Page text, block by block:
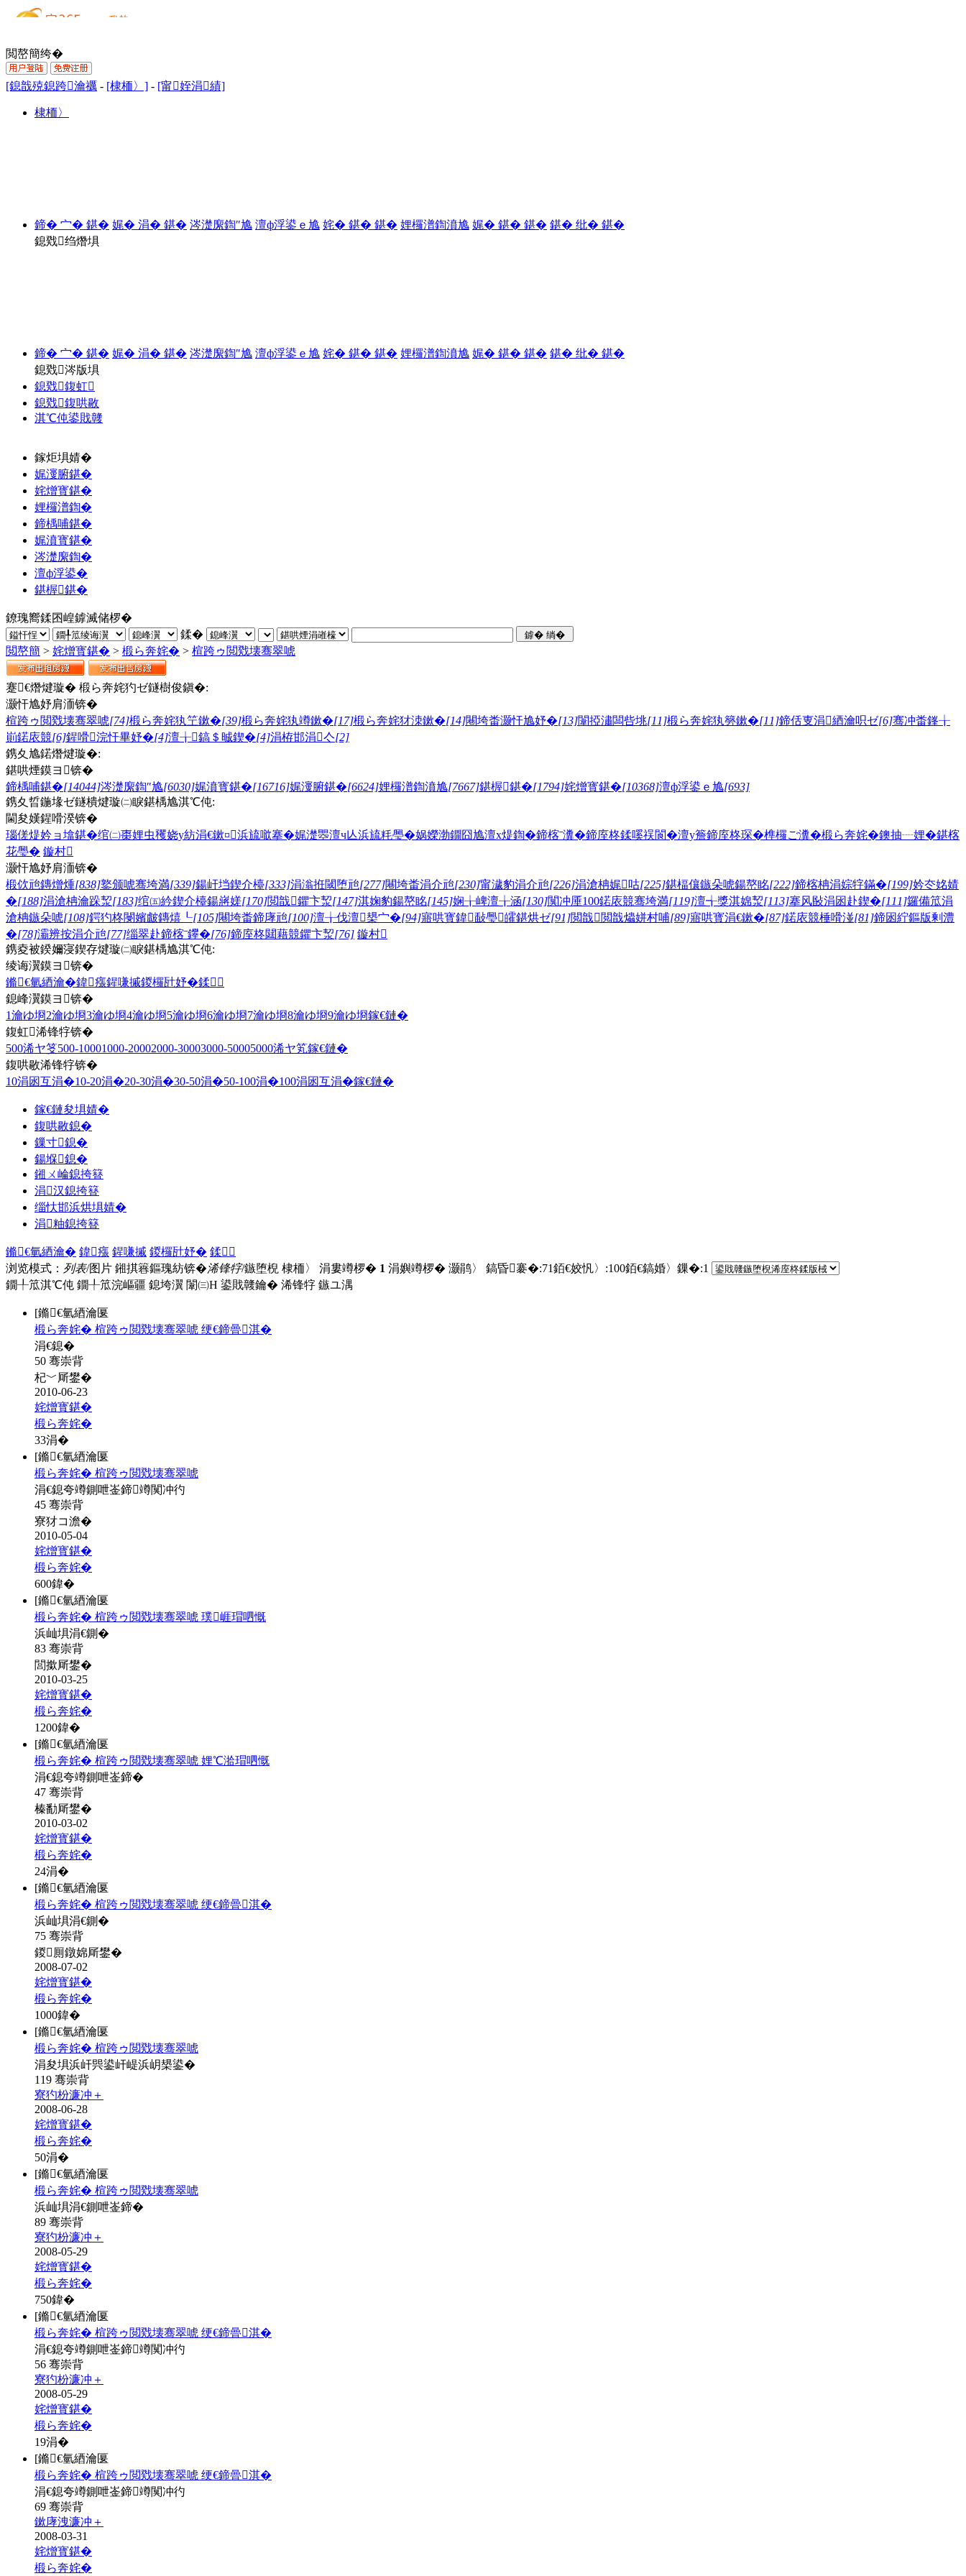
閲嶅簡绔�
[鎴戠殑鎴跨瀹禲 - [棣栭〉] - [甯姪涓績]
棣栭〉
鍗� 宀� 鍖� 娓� 涓� 鍖� 涔濋緳鍧″尯 澶ф浮鍙ｅ尯 姹� 鍖� 鍖� 娌欏潽鍧濆尯 娓� 鍖� 鍖� 鍖� 纰� 鍖�
鎴戣绉熸埧
鍗� 宀� 鍖� 娓� 涓� 鍖� 涔濋緳鍧″尯 澶ф浮鍙ｅ尯 姹� 鍖� 鍖� 娌欏潽鍧濆尯 娓� 鍖� 鍖� 鍖� 纰� 鍖�
鎴戣涔版埧
鎴戣鍑虹
鎴戣鍑哄敭
淇℃伅鍙戝竷
鎵炬埧婧�
娓濅腑鍖�
姹熷寳鍖�
娌欏潽鍧�
鍗楀哺鍖�
娓濆寳鍖�
涔濋緳鍧�
澶ф浮鍙�
鍖楃鍖�
鐐瑰嚮鍒囨崲鎼滅储椤�
鍒�
閲嶅簡 > 姹熷寳鍖� > 椴ら奔姹� > 楦跨ゥ閲戣壊骞翠唬
蹇€熸煡璇� 椴ら奔姹犳ゼ鐩樹俊鎭�:
灏忓尯妤肩洏锛�
楦跨ゥ閲戣壊骞翠唬[74]椴ら奔姹犱笁鏉�[39]椴ら奔姹犱竴鏉�[17]椴ら奔姹犲洓鏉�[14]闀垮畨灏忓尯妤�[13]闈掗潚闆呰垗[11]椴ら奔姹犱簩鏉�[11]鍗佸叓涓綇瀹呮ゼ[6]骞冲畨鎽╁
崱鍩庡競[6]鍟嗗浣忓畢妤�[4]澶╁鎬＄晠鍥�[4]涓栫邯涓亽[2]
鎸夊尯鍩熸煡璇�:
鍖哄煙鏌ヨ锛�
鍗楀哺鍖�[14044]涔濋緳鍧″尯[6030]娓濆寳鍖�[16716]娓濅腑鍖�[6624]娌欏潽鍧濆尯[7667]鍖楃鍖�[1794]姹熷寳鍖�[10368]澶ф浮鍙ｅ尯[693]
鎸夊晢鍦堟ゼ鐩樻煡璇㈡睙鍖楀尯淇℃伅:
閫夋嫨鍟嗗湀锛�
瑙傞煶妗ョ墖鍖�绾㈡棗娌虫矡娆у紡涓€鏉¤浜旈噷搴�娓濋瞾澶ч亾浜旈粍璺�娲嬫渤鐗囧尯澶х煶鍧�鍗楁ˉ瀵�鍗庢柊鍒嗘祦閬�澶у簷鍗庢柊琛�榫欏ご瀵�椴ら奔姹�鐭抽┈娌�鍖楁
花璺� 鏇村
灏忓尯妤肩洏锛�
椴佽兘鏄熷煄[838]鐜颁唬骞垮満[339]鍚屽垱鍥介檯[333]涓滃拰閾堕兘[277]闀垮畨涓介兘[230]甯濊豹涓介兘[226]涓滄柟娓咕[225]鍖楅儴鏃朵唬鍚嶅眳[222]鍗楁柟涓婃牸鏋�[199]妗冭姳婧
�[188]涓滄柟瀹跺洯[183]绾㈤紟鍥介檯鍚嶈嫅[170]閲戠鑺卞洯[147]淇婅豹鍚嶅眳[145]娴╁崥澶╁涵[130]闃冲厜100鍩庡競骞垮満[119]澶╅獎淇婂洯[113]搴风敯涓囦赴鍥�[111]鑼備笟涓
滄柟鏃朵唬[108]鍔犳柊閿嬪皻鏄熺┖[105]闀垮畨鍗庨兘[100]澶╁伐澶槼宀�[94]寤哄寳鍏敮璺皬鍖烘ゼ[91]閲戠閲戠爞姘村哺[89]寤哄寳涓€鏉�[87]鍩庡競棰嗗湴[81]鍗囦紵鏂版剰澧
�[78]灞辨按涓介兘[77]缁翠赴鍗楁ˉ鑻�[76]鍗庢柊閮藉競鑺卞洯[76] 鏇村
鎸夌被鍨嬭寖鍥存煡璇㈡睙鍖楀尯淇℃伅:
绫诲瀷鏌ヨ锛�
鏅€氫綇瀹�鍏瘬鍟嗛摵鍐欏瓧妤�鍒
鎴峰瀷鏌ヨ锛�
1瀹ゆ埛2瀹ゆ埛3瀹ゆ埛4瀹ゆ埛5瀹ゆ埛6瀹ゆ埛7瀹ゆ埛8瀹ゆ埛9瀹ゆ埛鎵€鏈�
鍑虹浠锋牸锛�
500浠ヤ笅500-10001000-20002000-30003000-50005000浠ヤ笂鎵€鏈�
鍑哄敭浠锋牸锛�
10涓囦互涓�10-20涓�20-30涓�30-50涓�50-100涓�100涓囦互涓�鎵€鏈�
鎵€鏈夋埧婧�
鍑哄敭鎴�
鏁寸鎴�
鍚堢鎴�
鎺ㄨ崘鎴挎簮
涓汉鎴挎簮
缁忕邯浜烘埧婧�
涓粙鎴挎簮
鏅€氫綇瀹� 鍏瘬 鍟嗛摵 鍐欏瓧妤� 鍒
浏览模式： 列表/图片 鎺掑簭鏂瑰紡锛�浠锋牸/鏃堕棿 棣栭〉 涓婁竴椤� 1 涓嬩竴椤� 灏鹃〉 鎬昏褰�:71銆€姣忛〉:100銆€鎬婚〉鏁�:1
鐗╀笟淇℃伅 鐗╀笟浣嶇疆 鎴垮瀷 闈㈢Н 鍙戝竷鑰� 浠锋牸 鏃ユ湡
[鏅€氫綇瀹匽
椴ら奔姹� 楦跨ゥ閲戣壊骞翠唬 绠€鍗曡淇�
涓€鎴�
50 骞崇背
杞﹀厛鐢�
2010-06-23
姹熷寳鍖�
椴ら奔姹�
33涓�
[鏅€氫綇瀹匽
椴ら奔姹� 楦跨ゥ閲戣壊骞翠唬
涓€鎴夸竴鍘呭崟鍗竴闃冲彴
45 骞崇背
寮犲コ澹�
2010-05-04
姹熷寳鍖�
椴ら奔姹�
600鍏�
[鏅€氫綇瀹匽
椴ら奔姹� 楦跨ゥ閲戣壊骞翠唬 璞崕瑁呬慨
浜屾埧涓€鍘�
83 骞崇背
閭撳厛鐢�
2010-03-25
姹熷寳鍖�
椴ら奔姹�
1200鍏�
[鏅€氫綇瀹匽
椴ら奔姹� 楦跨ゥ閲戣壊骞翠唬 娌℃湁瑁呬慨
涓€鎴夸竴鍘呭崟鍗�
47 骞崇背
榛勫厛鐢�
2010-03-02
姹熷寳鍖�
椴ら奔姹�
24涓�
[鏅€氫綇瀹匽
椴ら奔姹� 楦跨ゥ閲戣壊骞翠唬 绠€鍗曡淇�
浜屾埧涓€鍘�
75 骞崇背
鍐厠鐓婂厛鐢�
2008-07-02
姹熷寳鍖�
椴ら奔姹�
1000鍏�
[鏅€氫綇瀹匽
椴ら奔姹� 楦跨ゥ閲戣壊骞翠唬
涓夋埧浜屽巺鍙屽崼浜岄槼鍙�
119 骞崇背
寮犳枌濂冲＋
2008-06-28
姹熷寳鍖�
椴ら奔姹�
50涓�
[鏅€氫綇瀹匽
椴ら奔姹� 楦跨ゥ閲戣壊骞翠唬
浜屾埧涓€鍘呭崟鍗�
89 骞崇背
寮犳枌濂冲＋
2008-05-29
姹熷寳鍖�
椴ら奔姹�
750鍏�
[鏅€氫綇瀹匽
椴ら奔姹� 楦跨ゥ閲戣壊骞翠唬 绠€鍗曡淇�
涓€鎴夸竴鍘呭崟鍗竴闃冲彴
56 骞崇背
寮犳枌濂冲＋
2008-05-29
姹熷寳鍖�
椴ら奔姹�
19涓�
[鏅€氫綇瀹匽
椴ら奔姹� 楦跨ゥ閲戣壊骞翠唬 绠€鍗曡淇�
涓€鎴夸竴鍘呭崟鍗竴闃冲彴
69 骞崇背
鏉庨洩濂冲＋
2008-03-31
姹熷寳鍖�
椴ら奔姹�